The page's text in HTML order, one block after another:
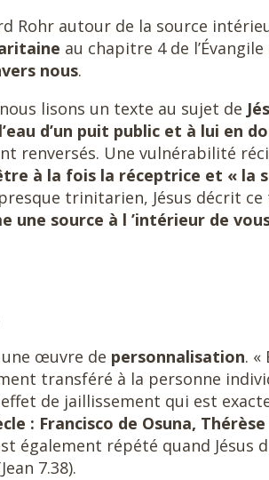
Rohr autour de la source
au chapitre 4 de
nous.
lisons un texte au sujet de
d’un puit public et à lui en
renversés. Une vulnérabilité
à la fois la réceptrice et « la
trinitarien, Jésus décrit
une source à l ’intérieur de
œuvre de personnalisation. «
transféré à la personne
de jaillissement qui est
: Francisco de Osuna, Thérèse
également répété quand Jésus
7.38).